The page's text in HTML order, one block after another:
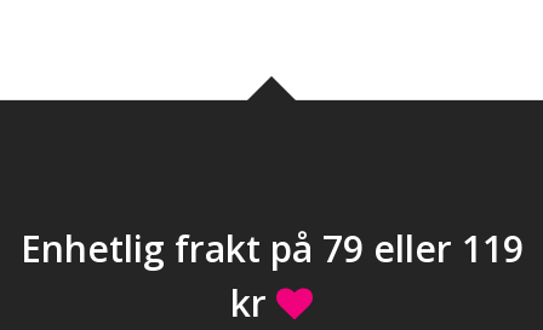
Enhetlig frakt på 79 eller 119
kr